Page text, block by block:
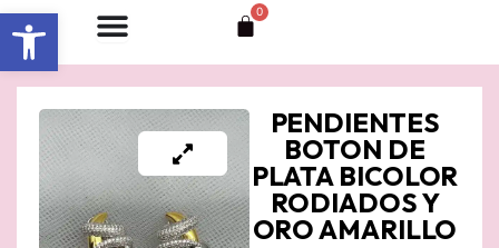
Abrir barra de herramientas 0
Carrito
PENDIENTES
BOTON DE
PLATA BICOLOR
RODIADOS Y
ORO AMARILLO